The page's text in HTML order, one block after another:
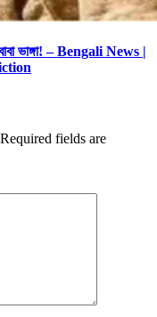
ভাঙ্গা! – Bengali News |
Required fields are